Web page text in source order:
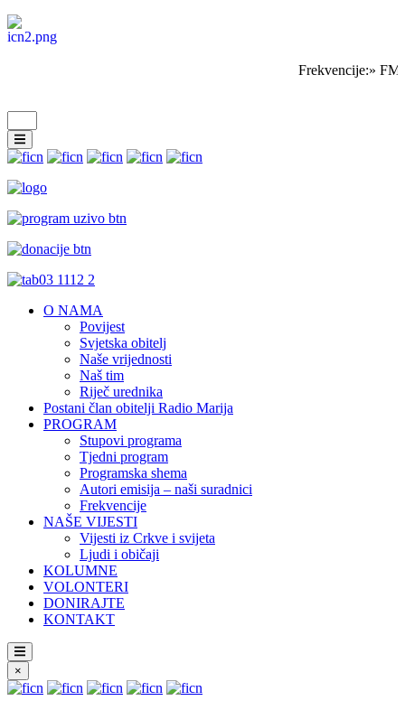
Frekvencije:»
O NAMA
Povijest
Svjetska obitelj
Naše vrijednosti
Naš tim
Riječ urednika
Postani član obitelji Radio Marija
PROGRAM
Stupovi programa
Tjedni program
Programska shema
Autori emisija – naši suradnici
Frekvencije
NAŠE VIJESTI
Vijesti iz Crkve i svijeta
Ljudi i običaji
KOLUMNE
VOLONTERI
DONIRAJTE
KONTAKT
×